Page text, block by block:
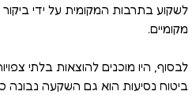
לשקוע בתרבות המקומית על ידי ביקור
מקומיים.
לבסוף, היו מוכנים להוצאות בלתי
ביטוח נסיעות הוא גם השקעה נבונה